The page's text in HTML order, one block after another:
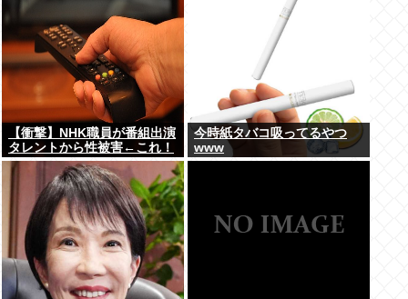
【衝撃】NHK職員が番組出演
タレントから性被害←これ！
今時紙タバコ吸ってるやつ
www